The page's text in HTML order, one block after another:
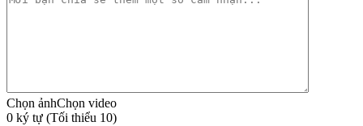
Chọn ảnhChọn video
0 ký tự (Tối thiểu 10)